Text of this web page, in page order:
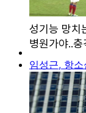
임성근, 항